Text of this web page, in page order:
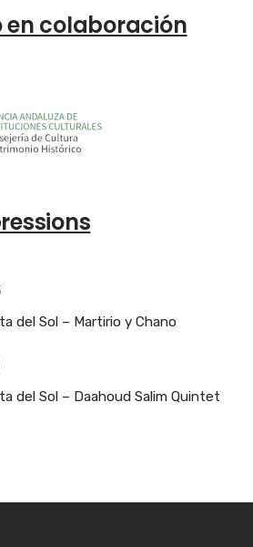
en colaboración
del Sol – Martirio y Chano
del Sol – Daahoud Salim Quintet